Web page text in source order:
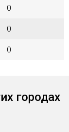
0
0
0
городах